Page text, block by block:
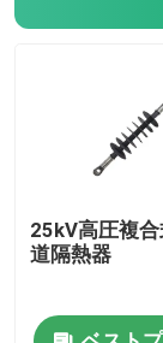
25kV高圧複
道隔熱器